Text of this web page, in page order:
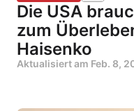
Die USA
zum
Haisenko
Aktualisiert am Feb. 8,